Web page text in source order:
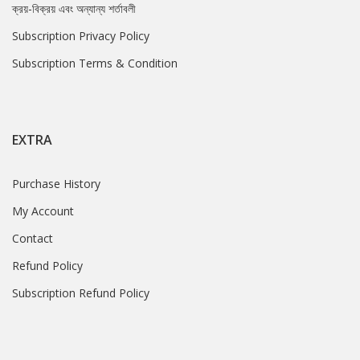
ক্রয়-বিক্রয় এবং অন্যান্য শর্তাবলী
Subscription Privacy Policy
Subscription Terms & Condition
EXTRA
Purchase History
My Account
Contact
Refund Policy
Subscription Refund Policy